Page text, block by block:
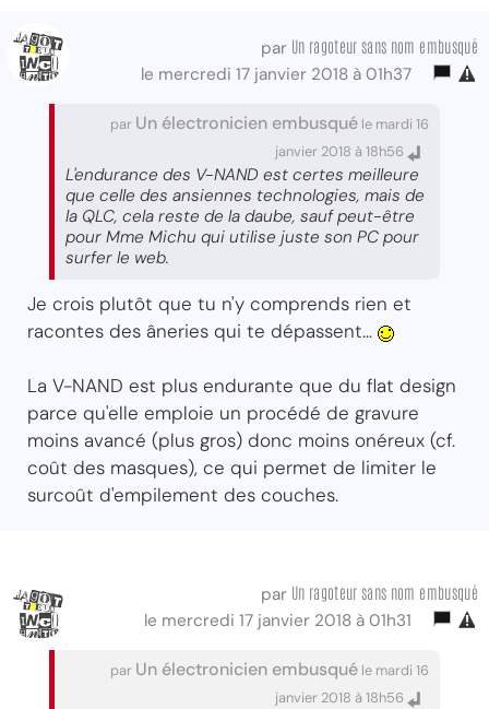
par Un ragoteur sans nom embusqué
le mercredi 17 janvier 2018 à 01h37
par Un électronicien embusqué le mardi 16
janvier 2018 à 18h56
L'endurance des V-NAND est certes meilleure
que celle des ansiennes technologies, mais de
la QLC, cela reste de la daube, sauf peut-être
pour Mme Michu qui utilise juste son PC pour
surfer le web.
Je crois plutôt que tu n'y comprends rien et
racontes des âneries qui te dépassent...
La V-NAND est plus endurante que du flat design
parce qu'elle emploie un procédé de gravure
moins avancé (plus gros) donc moins onéreux (cf.
coût des masques), ce qui permet de limiter le
surcoût d'empilement des couches.
par Un ragoteur sans nom embusqué
le mercredi 17 janvier 2018 à 01h31
par Un électronicien embusqué le mardi 16
janvier 2018 à 18h56